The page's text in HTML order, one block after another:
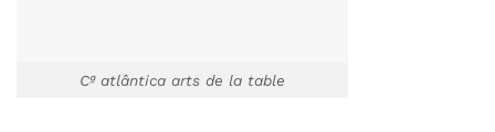
Cª atlântica arts de la table